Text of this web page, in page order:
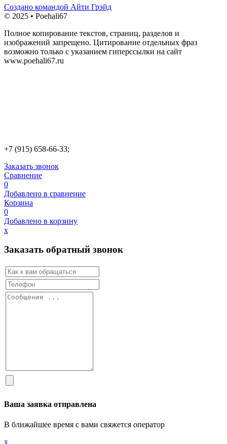
Создано командой Айти Грэйд
© 2025 • Poehali67
Полное копирование текстов, страниц, разделов и
изображений запрещено. Цитирование отдельных фраз
возможно только с указанием гиперссылки на сайт
www.poehali67.ru
+7 (915) 658-66-33;
Заказать звонок
Сравнение
0
Добавлено в сравнение
Корзина
0
Добавлено в корзину
х
Заказать обратный звонок
Ваша заявка отправлена
В ближайшее время с вами свяжется оператор
х